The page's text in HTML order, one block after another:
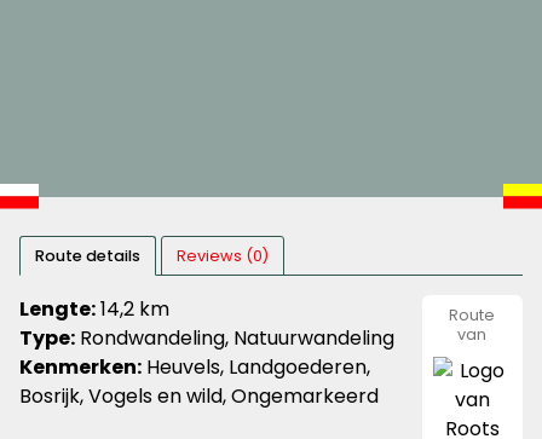
Route details Reviews (0)
Lengte:14,2 km
Type: Rondwandeling, Natuurwandeling
Kenmerken: Heuvels, Landgoederen,
Bosrijk, Vogels en wild, Ongemarkeerd
Route
van